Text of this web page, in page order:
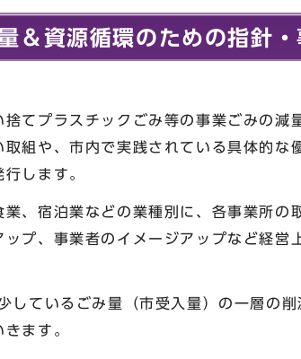
＆資源循環のための指針
てプラスチックごみ等の事業ごみの減
組や、市内で実践されている具体的な
します。
業、宿泊業などの業種別に、各事業所の
プ、事業者のイメージアップなど経営
しているごみ量（市受入量）の一層の
ます。